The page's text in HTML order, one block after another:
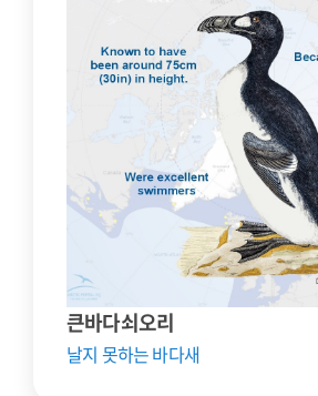
큰바다쇠오리
날지 못하는 바다새